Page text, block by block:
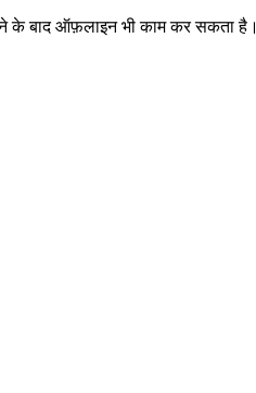
के बाद ऑफ़लाइन भी काम कर सकता है।